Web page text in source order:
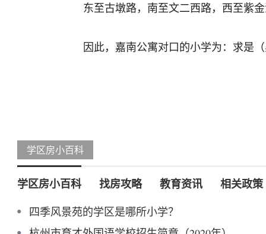
东至古墩路，南至文二西路，西至紫
因此，嘉南公寓对口的小学为：求是
学区房小百科
学区房小百科 找房攻略 教育资讯 相关政策
四季风景苑的学区是哪所小学？